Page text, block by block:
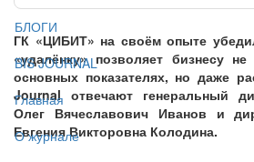
БЛОГИ
BIS JOURNAL
Главная
О журнале
ГК «ЦИБИТ» на своём опыте
«удалёнку» позволяет бизнесу
основных показателях, но даже
Journal отвечают генеральный
Олег Вячеславович Иванов и
Евгения Викторовна Колодина.